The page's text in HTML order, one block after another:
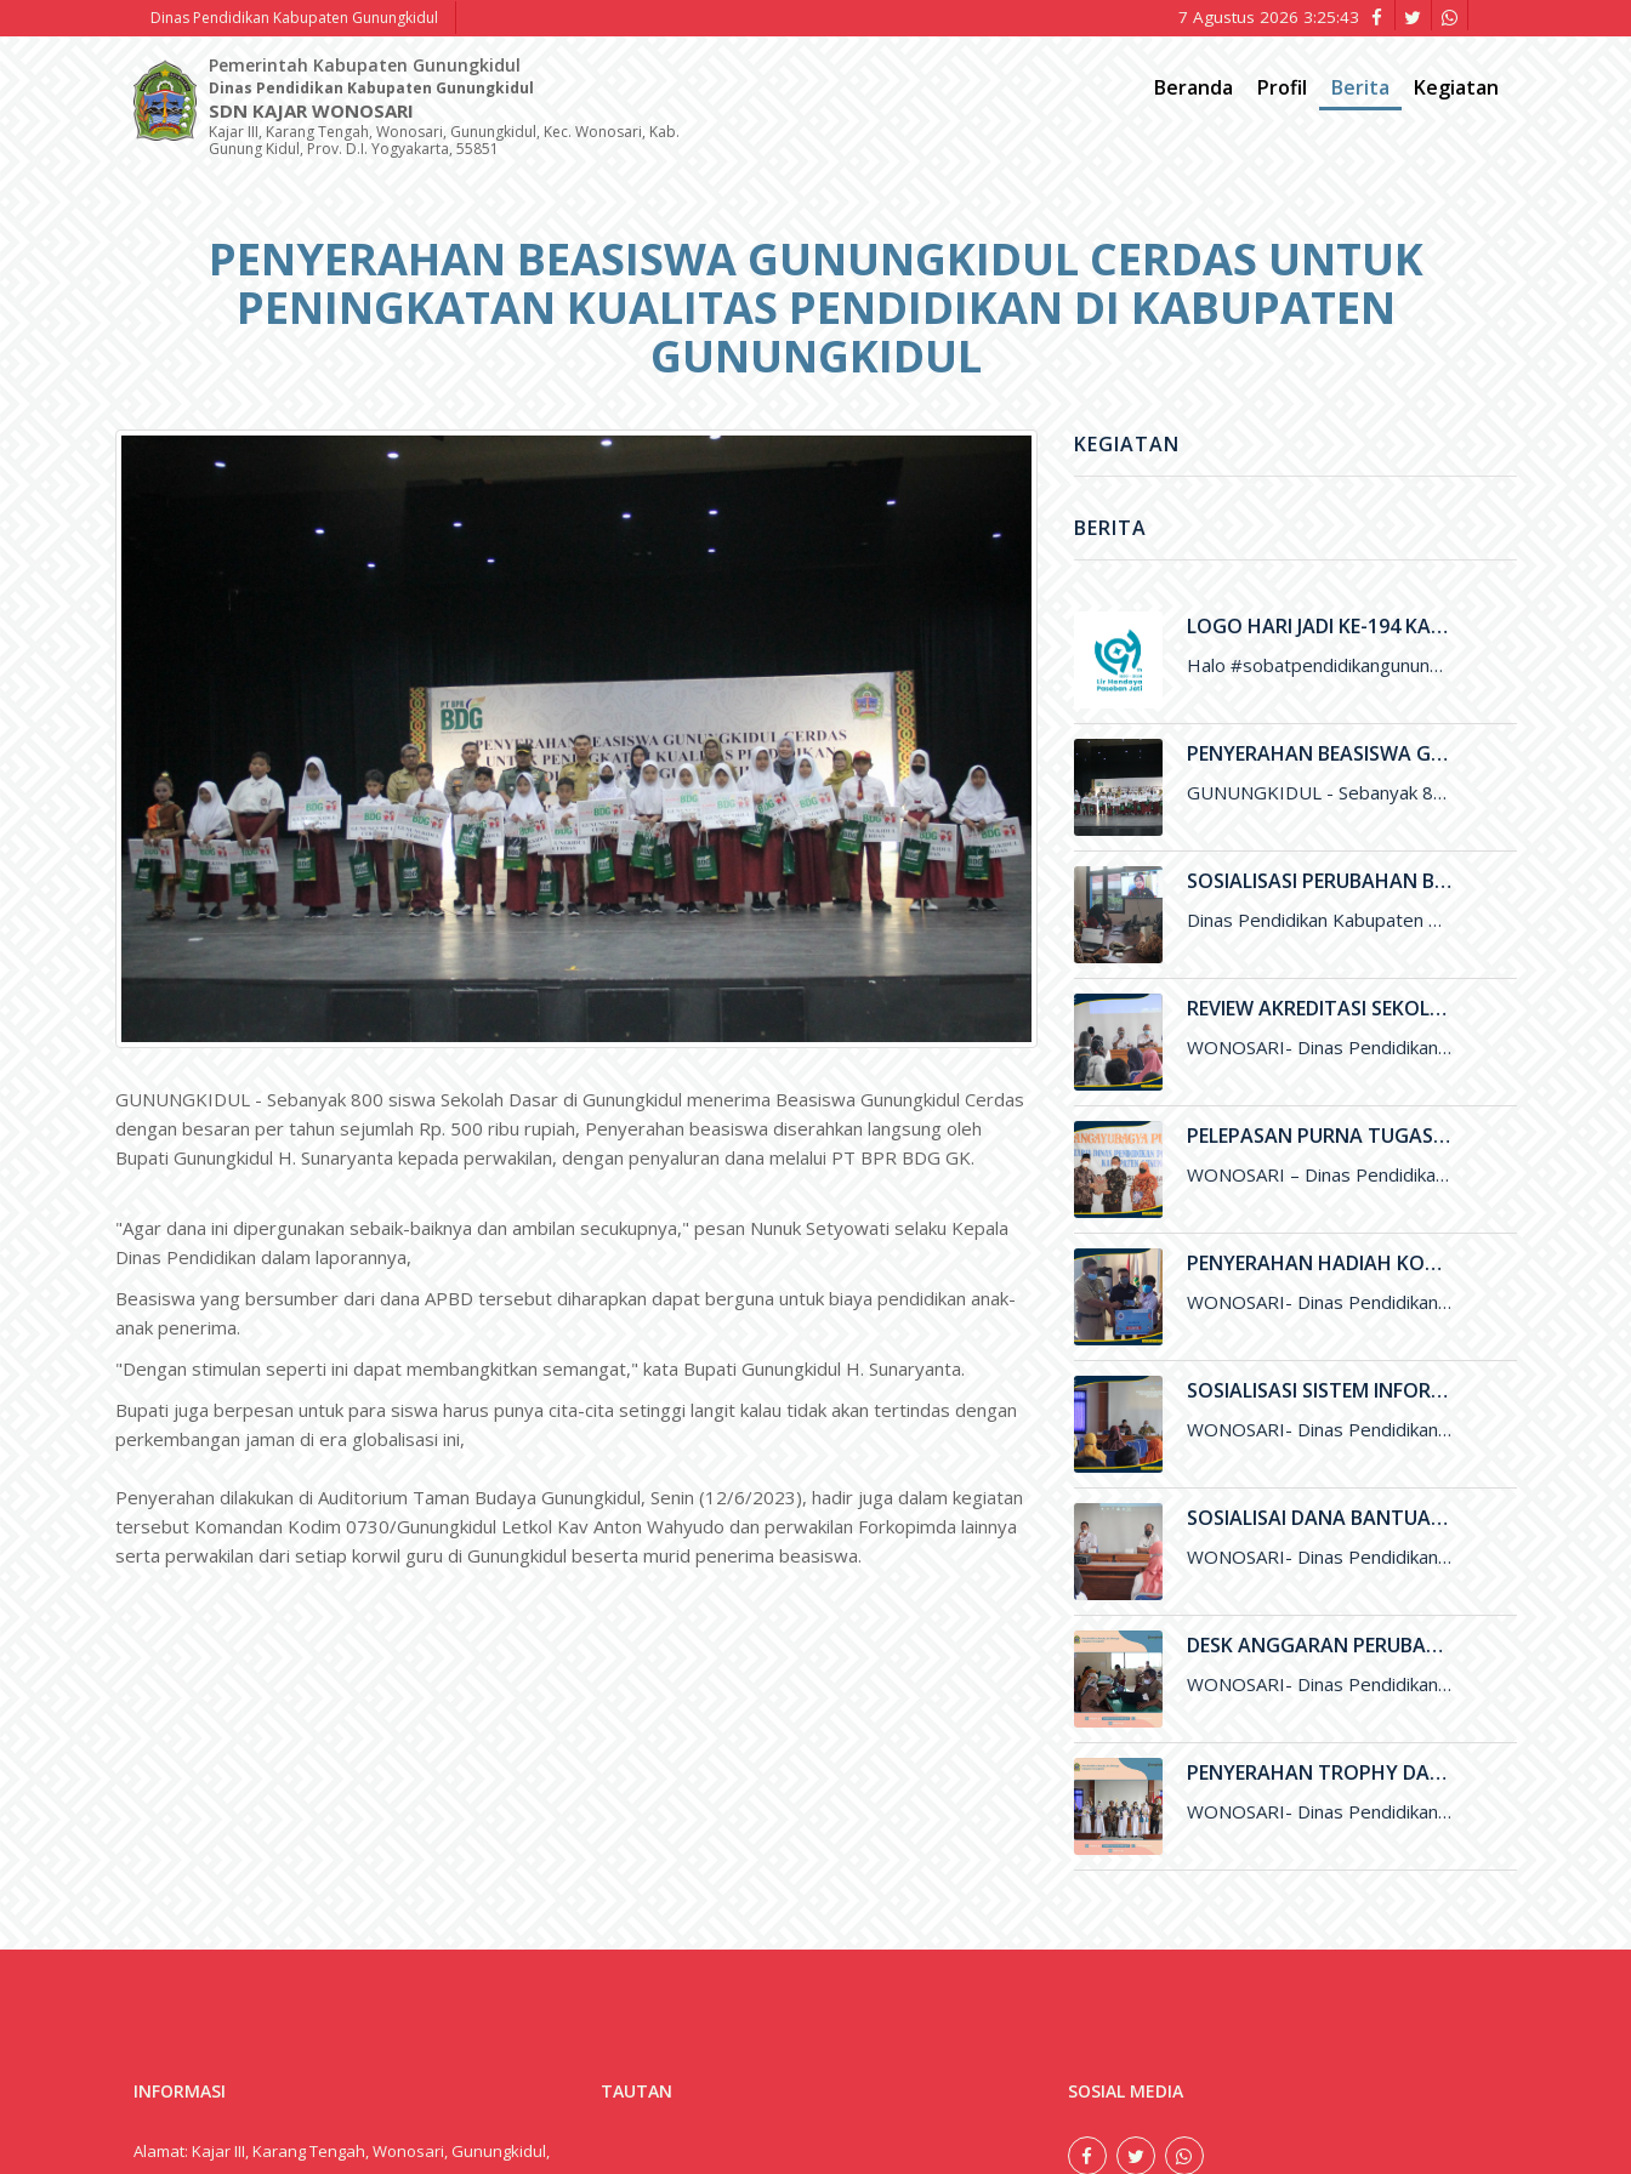
Dinas Pendidikan Kabupaten Gunungkidul 7 Agustus 2026 3:25:44
Pemerintah Kabupaten Gunungkidul
Dinas Pendidikan Kabupaten Gunungkidul
SDN KAJAR WONOSARI
Kajar III, Karang Tengah, Wonosari, Gunungkidul, Kec. Wonosari, Kab.
Gunung Kidul, Prov. D.I. Yogyakarta, 55851
Beranda Profil Berita Kegiatan
PENYERAHAN BEASISWA GUNUNGKIDUL CERDAS UNTUK
PENINGKATAN KUALITAS PENDIDIKAN DI KABUPATEN
GUNUNGKIDUL
GUNUNGKIDUL - Sebanyak 800 siswa Sekolah Dasar di Gunungkidul menerima Beasiswa Gunungkidul Cerdas
dengan besaran per tahun sejumlah Rp. 500 ribu rupiah, Penyerahan beasiswa diserahkan langsung oleh
Bupati Gunungkidul H. Sunaryanta kepada perwakilan, dengan penyaluran dana melalui PT BPR BDG GK.
"Agar dana ini dipergunakan sebaik-baiknya dan ambilan secukupnya," pesan Nunuk Setyowati selaku Kepala
Dinas Pendidikan dalam laporannya,
Beasiswa yang bersumber dari dana APBD tersebut diharapkan dapat berguna untuk biaya pendidikan anak-
anak penerima.
"Dengan stimulan seperti ini dapat membangkitkan semangat," kata Bupati Gunungkidul H. Sunaryanta.
Bupati juga berpesan untuk para siswa harus punya cita-cita setinggi langit kalau tidak akan tertindas dengan
perkembangan jaman di era globalisasi ini,
Penyerahan dilakukan di Auditorium Taman Budaya Gunungkidul, Senin (12/6/2023), hadir juga dalam kegiatan
tersebut Komandan Kodim 0730/Gunungkidul Letkol Kav Anton Wahyudo dan perwakilan Forkopimda lainnya
serta perwakilan dari setiap korwil guru di Gunungkidul beserta murid penerima beasiswa.
KEGIATAN
BERITA
LOGO HARI JADI KE-194 KABUPATEN GUNUNGKIDUL
Halo #sobatpendidikangunungkidul ini adalah Logo Hari Jadi ke-194 Kabupaten Gunungkidul yang merupakan karya Saudara Blasius Yudhatama dengan mengusung tema
PENYERAHAN BEASISWA GUNUNGKIDUL CERDAS UNTUK PENINGKATAN KUALITAS PENDIDIKAN DI KABUPATEN GUNUNGKIDUL
GUNUNGKIDUL - Sebanyak 800 siswa Sekolah Dasar di Gunungkidul menerima Beasiswa Gunungkidul Cerdas dengan besaran per tahun sejumlah Rp. 500 ribu
SOSIALISASI PERUBAHAN BOS MENGGUNAKAN ARKAS TAHUN 2022 MELALUI ZOOM MEETING
Dinas Pendidikan Kabupaten Gunungkidul melalui Subbag Perencanaan melakukan Sosialisasi Perubahan Anggaran Dana BOS menggunakan ARKAS Tahun 2022 melalui media Zoom
REVIEW AKREDITASI SEKOLAH
WONOSARI- Dinas Pendidikan, Pemuda, dan Olahraga (Disdikpora) Kabupaten Gunungkidul melalui Bidang Sekolah Menegah Pertama menyelenggarakan Review Akreditasi Sekolah. Kegiatan yang
PELEPASAN PURNA TUGAS BAPAK DRS. SUDYA MARSITA, M.M. SELAKU SEKRETARIS DISDIKPORA KABUPATEN GUNUNGKIDUL
WONOSARI – Dinas Pendidikan, Pemuda, dan Olahraga (Disdikpora) Kabupaten Gunungkidul menyelenggarakan kegiatan Pelepasan Purna Tugas Bapak Drs. Sudya Marsita, M.M
PENYERAHAN HADIAH KOMPETISI LITERASI DAN NUMERASI TINGKAT NASIONAL
WONOSARI- Dinas Pendidikan, Pemuda, dan Olahraga (Disdikpora) Kabupaten Gunungkidul bekerja sama dengan Pesona Edu, Bank BCA, dan Pabrik Minuman Hillo
SOSIALISASI SISTEM INFORMASI LAYANAN PENDIDIKAN (SILANDIK) TAHUN 2021
WONOSARI- Dinas Pendidikan, Pemuda, dan Olahraga (Disdikpora) Kabupaten Gunungkidul bersama Badan Perencanaan Pembangunan Daerah (Bappeda) Kabupaten Gunungkidul menyelenggarakan kegiatan Sosialisasi
SOSIALISAI DANA BANTUAN OPERASIONAL SEKOLAH (BOS) KINERJA TAHUN 2021
WONOSARI- Dinas Pendidikan, Pemuda, dan Olahraga (Disdikpora) Kabupaten Gunungkidul melalui Subbagian Perencanaan menyelengarakan kegiatan Sosialisai Dana Bantuan Operasional Sekolah (BOS
DESK ANGGARAN PERUBAHAN DANA BANTUAN OPERASIONAL SEKOLAH (BOS) 2021
WONOSARI- Dinas Pendidikan, Pemuda, dan Olahraga (Disdikpora) Kabupaten Gunungkidul menyelenggarakan kegiatan Desk Anggaran Perubahan Dana Bantuan Operasional Sekolah&nbsp; (BOS
PENYERAHAN TROPHY DAN SERTIFIKAT PEMENANG LOMBA OLIMPIADE SAINS NASIONAL (OSN) DAN FESTIVAL LOMBA SENI NASIONAL (FLSSN) JENJANG SMP TINGKAT KABUPATEN
WONOSARI- Dinas Pendidikan, Pemuda, dan Olaharaga (Disdikpora) Kabupaten Gunungkidul melalui Bidang Sekolah Menegah Pertama (SMP) melaksanakan kegiatan penyerahan Trophy dan
INFORMASI
Alamat: Kajar III, Karang Tengah, Wonosari, Gunungkidul,
TAUTAN SOSIAL MEDIA